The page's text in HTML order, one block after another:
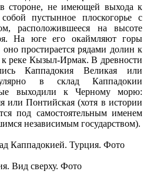
стороне, не имеющей выхода к
пустынное плоскогорье с
расположившееся на высоте
На юге его окаймляют горы
простирается рядами долин к
реке Кызыл-Ирмак. В древности
Каппадокия Великая или
в склад Каппадокии
выходили к Черному морю:
или Понтийская (хотя в истории
под самостоятельным именем
независимым государством).